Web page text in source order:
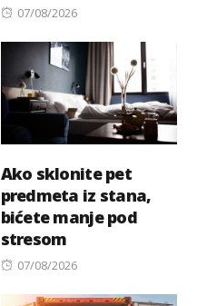
Posted
07/08/2026
Ako sklonite pet
predmeta iz stana,
bićete manje pod
stresom
Posted
07/08/2026